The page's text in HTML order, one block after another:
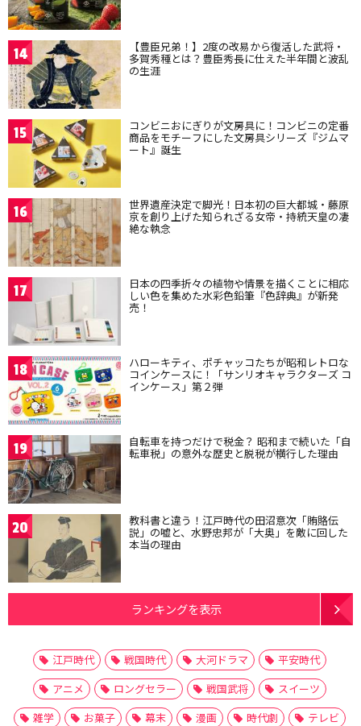
14 【豊臣兄弟！】2度の改易から復活した武将・
多賀秀種とは？豊臣秀長に仕えた半年間と波乱
の生涯
15 コンビニおにぎりが文房具に！コンビニの定番
商品をモチーフにした文房具シリーズ『ジムマ
ート』誕生
16 世界遺産決定で脚光！日本初の巨大都城・藤原
京を創り上げた知られざる女帝・持統天皇の凄
絶な執念
17 日本の四季折々の植物や情景を描くことに相応
しい色を集めた水彩色鉛筆『色辞典』が新発
売！
18 ハローキティ、ポチャッコたちが昭和レトロな
コインケースに！「サンリオキャラクターズ コ
インケース」第２弾
19 自転車を持つだけで税金？ 昭和まで続いた「自
転車税」の意外な歴史と脱税が横行した理由
20 教科書と違う！江戸時代の田沼意次「賄賂伝
説」の嘘と、水野忠邦が「大奥」を敵に回した
本当の理由
ランキングを表示
江戸時代 戦国時代 大河ドラマ
平安時代
アニメ
ロングセラー 戦国武将
スイーツ
雑学
お菓子 幕末 漫画 時代劇
テレビ